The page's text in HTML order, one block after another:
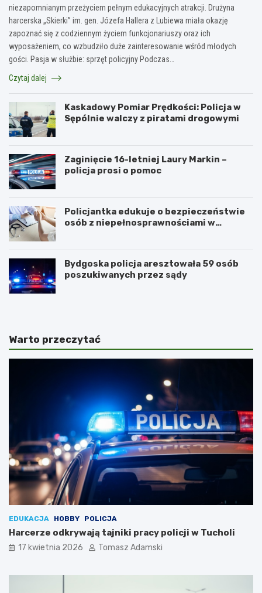
niezapomnianym przeżyciem pełnym edukacyjnych atrakcji. Drużyna
harcerska „Skierki” im. gen. Józefa Hallera z Lubiewa miała okazję
zapoznać się z codziennym życiem funkcjonariuszy oraz ich
wyposażeniem, co wzbudziło duże zainteresowanie wśród młodych
gości. Pasja w służbie: sprzęt policyjny Podczas…
Czytaj dalej
Kaskadowy Pomiar Prędkości: Policja w
Sępólnie walczy z piratami drogowymi
Zaginięcie 16-letniej Laury Markin –
policja prosi o pomoc
Policjantka edukuje o bezpieczeństwie
osób z niepełnosprawnościami w
Bydgoska policja aresztowała 59 osób
poszukiwanych przez sądy
Warto przeczytać
EDUKACJA HOBBY POLICJA
Harcerze odkrywają tajniki pracy policji w Tucholi
17 kwietnia 2026 Tomasz Adamski